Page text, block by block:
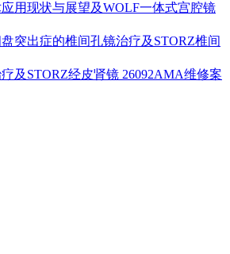
用现状与展望及WOLF一体式宫腔镜
突出症的椎间孔镜治疗及STORZ椎间
及STORZ经皮肾镜 26092AMA维修案